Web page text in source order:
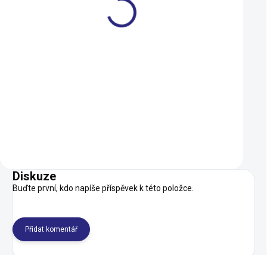
Diskuze
Buďte první, kdo napíše příspěvek k této položce.
Přidat komentář